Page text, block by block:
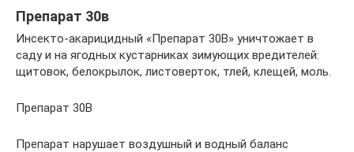
Препарат 30в
Инсекто-акарицидный «Препарат 30В» уничтожает в
саду и на ягодных кустарниках зимующих вредителей:
щитовок, белокрылок, листоверток, тлей, клещей, моль.
Препарат 30В
Препарат нарушает воздушный и водный баланс